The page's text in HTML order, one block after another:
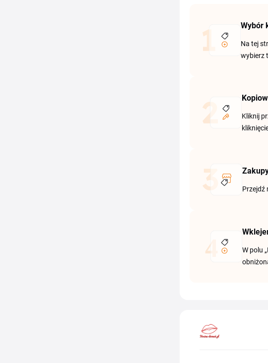
Wybór
Na tej
wybierz
Kliknij
Przejdź
W polu